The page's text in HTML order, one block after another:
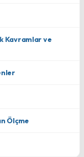
Kavramlar ve
Ölçme